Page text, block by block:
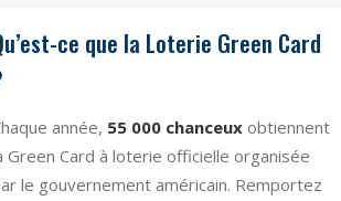
ce que la Loterie Green Card
année, 55 000 chanceux obtiennent
Green Card à loterie officielle organisée
le gouvernement américain. Remportez